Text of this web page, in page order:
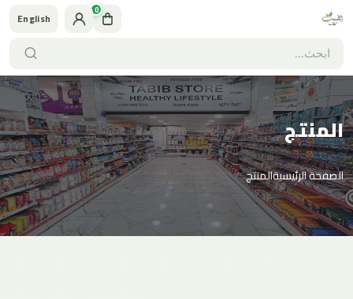
0
English
المنتج
الصفحة الرئيسيةالمنتج